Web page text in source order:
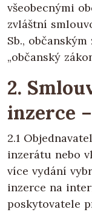
všeobecnými
zvláštní
Sb.,
„občanský
2.
inzerce
2.1
inzerátu nebo
více vydání
inzerce na
poskytovatele